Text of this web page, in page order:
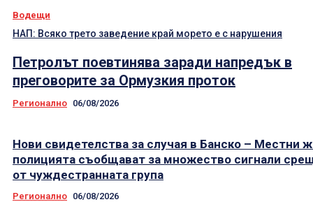
Водещи
НАП: Всяко трето заведение край морето е с нарушения
Петролът поевтинява заради напредък в
преговорите за Ормузкия проток
Регионално 06/08/2026
Нови свидетелства за случая в Банско – Местни
полицията съобщават за множество сигнали
от чуждестранната група
Регионално 06/08/2026